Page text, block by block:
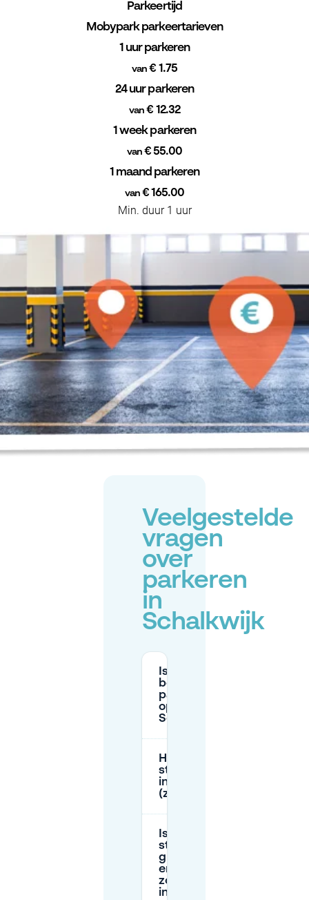
Parkeertijd
Mobypark parkeertarieven
1 uur parkeren
van € 1.75
24 uur parkeren
van € 12.32
1 week parkeren
van€ 55.00
1 maand parkeren
van€ 165.00
Min. duur 1 uur
Veelgestelde
vragen
over
parkeren
in
Schalkwijk
Is er
betaald
parkeren
op straat in
Schalkwijk?
Hoeveel kost
straatparkeren
in Schalkwijk
(zone S)?
Is
straatparkeren
gratis ’s avonds
en op
zondagochtend
in Schalkwijk?